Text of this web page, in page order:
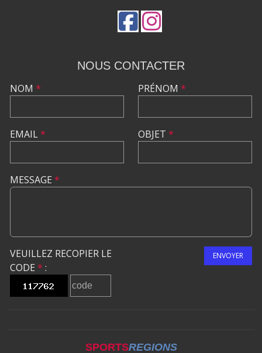
NOUS CONTACTER
NOM *
EMAIL*
PRÉNOM *
OBJET *
MESSAGE *
VEUILLEZ RECOPIER LE
CODE * :
ENVOYER
SPORTSREGIONS